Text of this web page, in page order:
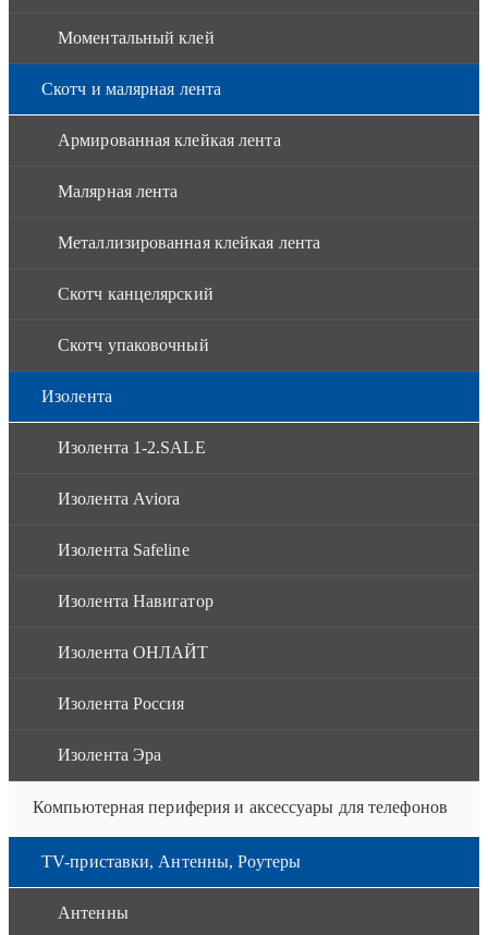
Моментальный клей
Скотч и малярная лента
Армированная клейкая лента
Малярная лента
Металлизированная клейкая лента
Скотч канцелярский
Скотч упаковочный
Изолента
Изолента 1-2.SALE
Изолента Aviora
Изолента Safeline
Изолента Навигатор
Изолента ОНЛАЙТ
Изолента Россия
Изолента Эра
Компьютерная периферия и аксессуары для телефонов
TV-приставки, Антенны, Роутеры
Антенны